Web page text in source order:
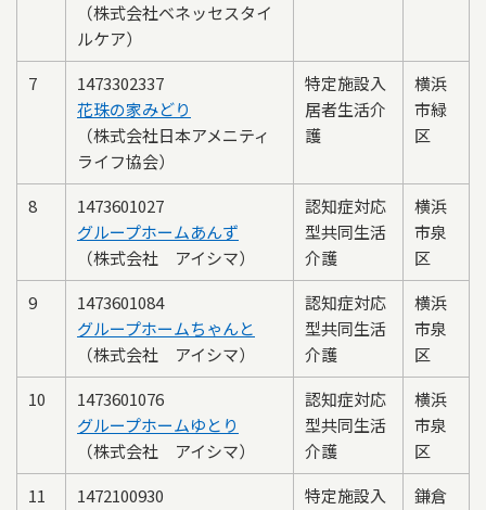
（株式会社ベネッセスタイ
ルケア）
7
1473302337
花珠の家みどり
（株式会社日本アメニティ
ライフ協会）
特定施設入
居者生活介
護
横浜
市緑
区
8
1473601027
グループホームあんず
（株式会社 アイシマ）
認知症対応
型共同生活
介護
横浜
市泉
区
9
1473601084
グループホームちゃんと
（株式会社 アイシマ）
認知症対応
型共同生活
介護
横浜
市泉
区
10
1473601076
グループホームゆとり
（株式会社 アイシマ）
認知症対応
型共同生活
介護
横浜
市泉
区
11
1472100930 特定施設入 鎌倉